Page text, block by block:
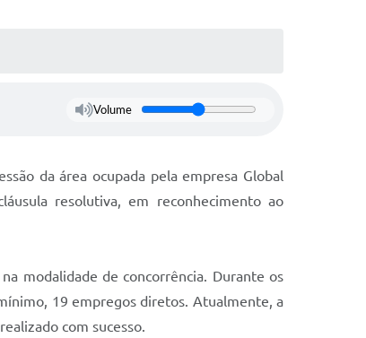
Volume
da área ocupada pela empresa Global
resolutiva, em reconhecimento ao
modalidade de concorrência. Durante os
19 empregos diretos. Atualmente, a
com sucesso.